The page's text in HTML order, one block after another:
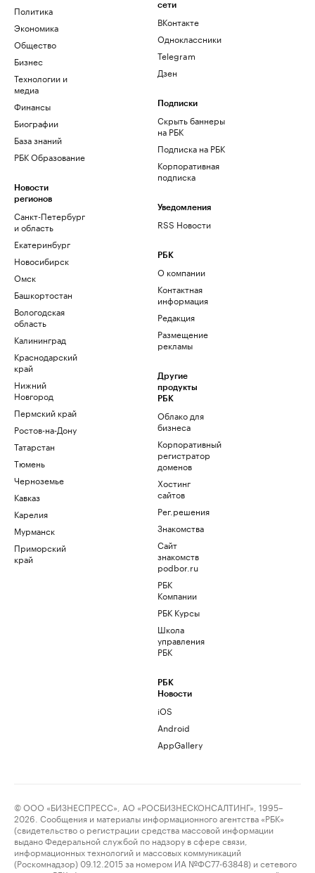
Политика
Экономика
Общество
Бизнес
Технологии и
медиа
Финансы
Биографии
База знаний
РБК Образование
Новости
регионов
Санкт-Петербург
и область
Екатеринбург
Новосибирск
Омск
Башкортостан
Вологодская
область
Калининград
Краснодарский
край
Нижний
Новгород
Пермский край
Ростов-на-Дону
Татарстан
Тюмень
Черноземье
Кавказ
Карелия
Мурманск
Приморский
край
сети
ВКонтакте
Одноклассники
Telegram
Дзен
Подписки
Скрыть баннеры
на РБК
Подписка на РБК
Корпоративная
подписка
Уведомления
RSS Новости
РБК
О компании
Контактная
информация
Редакция
Размещение
рекламы
Другие
продукты
РБК
Облако для
бизнеса
Корпоративный
регистратор
доменов
Хостинг
сайтов
Рег.решения
Знакомства
Сайт
знакомств
podbor.ru
РБК
Компании
РБК Курсы
Школа
управления
РБК
РБК
Новости
iOS
Android
AppGallery
© ООО «БИЗНЕСПРЕСС», АО «РОСБИЗНЕСКОНСАЛТИНГ», 1995–
2026. Сообщения и материалы информационного агентства «РБК»
(свидетельство о регистрации средства массовой информации
выдано Федеральной службой по надзору в сфере связи,
информационных технологий и массовых коммуникаций
(Роскомнадзор) 09.12.2015 за номером ИА №ФС77-63848) и сетевого